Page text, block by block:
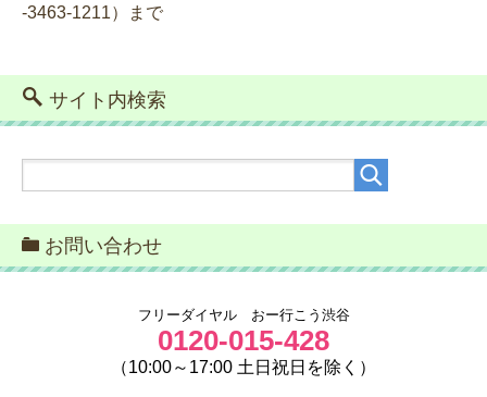
-3463-1211）
まで
サイト内検索
お問い合わせ
フリーダイヤル おー行こう渋谷
0120-015-428
（10:00～17:00 土日祝日を除く）